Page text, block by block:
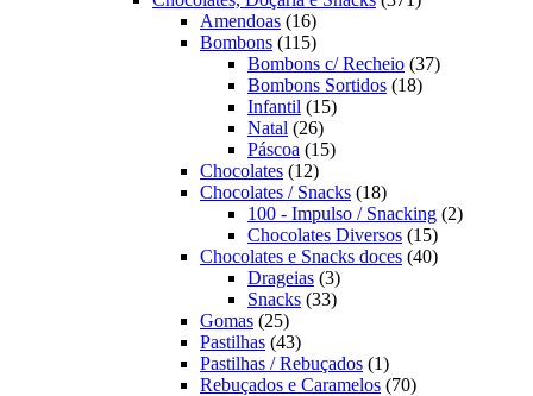
Amendoas 1616
produtos
Bombons 115115
produtos
Bombons c/ Recheio 3737
Bombons Sortidos 1818
Infantil 1515
Natal 2626
produtos
Páscoa 1515
Chocolates 1212
produtos
Chocolates / Snacks 1818
produtos
100 - Impulso / Snacking 22
Chocolates Diversos 1515
produtos
Chocolates e Snacks doces 4040
Drageias 33
produtos
Snacks 3333
Gomas 2525
produtos
Pastilhas 4343
produtos
Pastilhas / Rebuçados 11
produto
Rebuçados e Caramelos 7070